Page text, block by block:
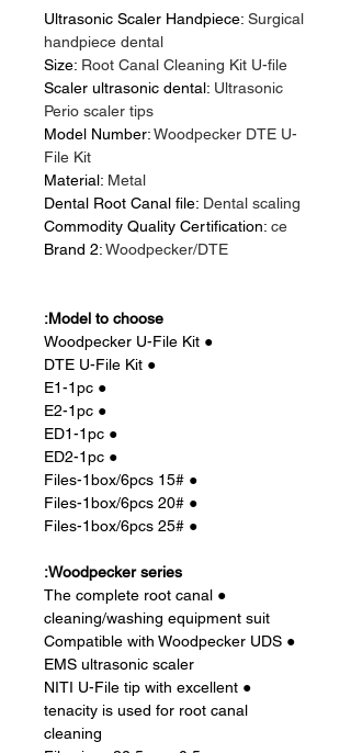
Ultrasonic Scaler Handpiece: Surgical
handpiece dental
Size: Root Canal Cleaning Kit U-file
Scaler ultrasonic dental: Ultrasonic
Perio scaler tips
Model Number:Woodpecker DTE U-
File Kit
Material: Metal
Dental Root Canal file: Dental scaling
Commodity Quality Certification: ce
Brand 2:Woodpecker/DTE
Model to choose:
● Woodpecker U-File Kit
● DTE U-File Kit
● E1-1pc
● E2-1pc
● ED1-1pc
● ED2-1pc
● 15# Files-1box/6pcs
● 20# Files-1box/6pcs
● 25# Files-1box/6pcs
Woodpecker series:
● The complete root canal
cleaning/washing equipment suit
● Compatible with Woodpecker UDS
EMS ultrasonic scaler
● NITI U-File tip with excellent
tenacity is used for root canal
cleaning